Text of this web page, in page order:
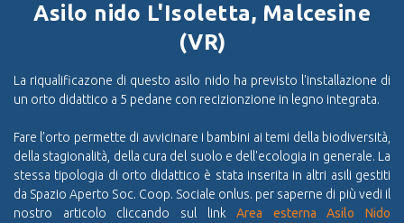
Asilo nido L'Isoletta, Malcesine
(VR)
La riqualificazone di questo asilo nido ha previsto l'installazione di
un orto didattico a 5 pedane con recizionzione in legno integrata.
Fare l’orto permette di avvicinare i bambini ai temi della biodiversità,
della stagionalità, della cura del suolo e dell'ecologia in generale. La
stessa tipologia di orto didattico è stata inserita in altri asili gestiti
da Spazio Aperto Soc. Coop. Sociale onlus. per saperne di più vedi il
nostro articolo cliccando sul linkArea esterna Asilo Nido